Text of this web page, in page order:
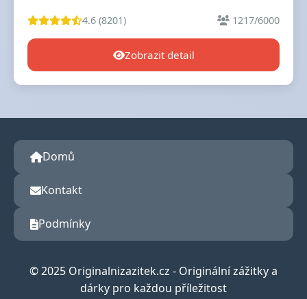
4.6 (8201) 1217/6000
Zobrazit detail
Domů
Kontakt
Podmínky
© 2025 Originalnizazitek.cz - Originální zážitky a
dárky pro každou příležitost